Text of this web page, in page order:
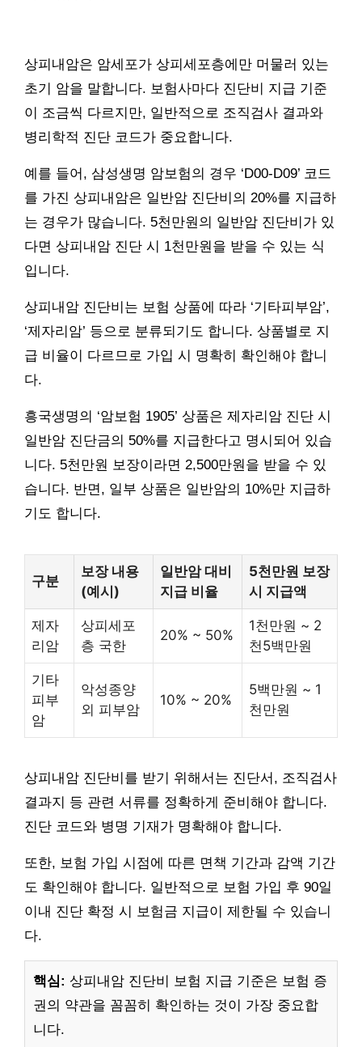
상피내암은 암세포가 상피세포층에만 머물러 있는
초기 암을 말합니다. 보험사마다 진단비 지급 기준
이 조금씩 다르지만, 일반적으로 조직검사 결과와
병리학적 진단 코드가 중요합니다.
예를 들어, 삼성생명 암보험의 경우 ‘D00-D09’ 코드
를 가진 상피내암은 일반암 진단비의 20%를 지급하
는 경우가 많습니다. 5천만원의 일반암 진단비가 있
다면 상피내암 진단 시 1천만원을 받을 수 있는 식
입니다.
상피내암 진단비는 보험 상품에 따라 ‘기타피부암’,
‘제자리암’ 등으로 분류되기도 합니다. 상품별로 지
급 비율이 다르므로 가입 시 명확히 확인해야 합니
다.
흥국생명의 ‘암보험 1905’ 상품은 제자리암 진단 시
일반암 진단금의 50%를 지급한다고 명시되어 있습
니다. 5천만원 보장이라면 2,500만원을 받을 수 있
습니다. 반면, 일부 상품은 일반암의 10%만 지급하
기도 합니다.
구분
보장 내용
(예시)
일반암 대비
지급 비율
5천만원 보장
시 지급액
제자
리암
상피세포
층 국한
20% ~ 50%
1천만원 ~ 2
천5백만원
기타
피부
암
악성종양
외 피부암
10% ~ 20%
5백만원 ~ 1
천만원
상피내암 진단비를 받기 위해서는 진단서, 조직검사
결과지 등 관련 서류를 정확하게 준비해야 합니다.
진단 코드와 병명 기재가 명확해야 합니다.
또한, 보험 가입 시점에 따른 면책 기간과 감액 기간
도 확인해야 합니다. 일반적으로 보험 가입 후 90일
이내 진단 확정 시 보험금 지급이 제한될 수 있습니
다.
핵심: 상피내암 진단비 보험 지급 기준은 보험 증
권의 약관을 꼼꼼히 확인하는 것이 가장 중요합
니다.